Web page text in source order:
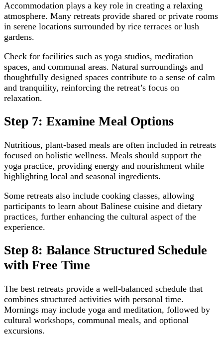
Accommodation plays a key role in creating a relaxing
atmosphere. Many retreats provide shared or private rooms
in serene locations surrounded by rice terraces or lush
gardens.
Check for facilities such as yoga studios, meditation
spaces, and communal areas. Natural surroundings and
thoughtfully designed spaces contribute to a sense of calm
and tranquility, reinforcing the retreat’s focus on
relaxation.
Step 7: Examine Meal Options
Nutritious, plant-based meals are often included in retreats
focused on holistic wellness. Meals should support the
yoga practice, providing energy and nourishment while
highlighting local and seasonal ingredients.
Some retreats also include cooking classes, allowing
participants to learn about Balinese cuisine and dietary
practices, further enhancing the cultural aspect of the
experience.
Step 8: Balance Structured Schedule
with Free Time
The best retreats provide a well-balanced schedule that
combines structured activities with personal time.
Mornings may include yoga and meditation, followed by
cultural workshops, communal meals, and optional
excursions.